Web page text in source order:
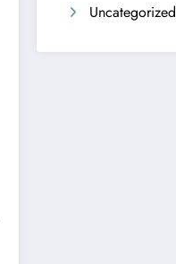
Uncategorized